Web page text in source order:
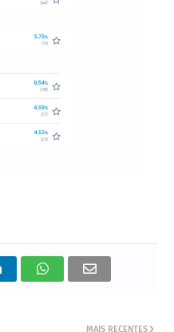
MAIS RECENTES